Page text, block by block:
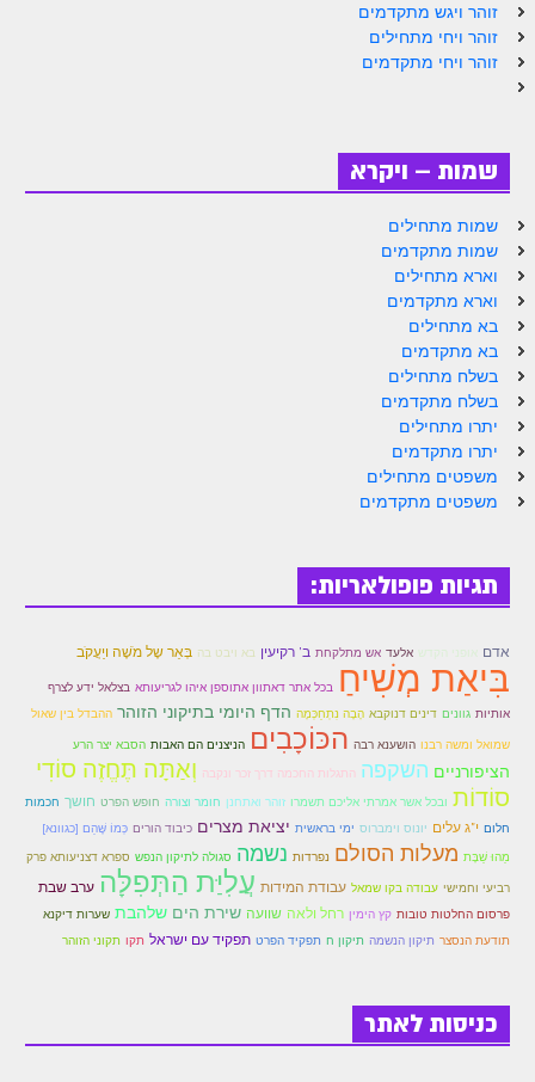
זוהר ויגש מתקדמים
זוהר ויחי מתחילים
זוהר ויחי מתקדמים
שמות – ויקרא
שמות מתחילים
שמות מתקדמים
וארא מתחילים
וארא מתקדמים
בא מתחילים
בא מתקדמים
בשלח מתחילים
בשלח מתקדמים
יתרו מתחילים
יתרו מתקדמים
משפטים מתחילים
משפטים מתקדמים
תגיות פופולאריות:
אדם אופני הקדש אלעד אש מתלקחת ב' רקיעין בא ויבט בה בְּאֵר שֶל מֹשֶׁה ויַעֲקֹב
בִּיאַת מְשִׁיחַ בכל אתר דאתוון אתוספן איהו לגריעותא בצלאל ידע לצרף
אותיות גוונים דינים דנוקבא הָבָה נִתְחַכְּמָה הדף היומי בתיקוני הזוהר ההבדל בין שאול
שמואל ומשה רבנו הושענא רבה הכּוֹכָבִים הניצנים הם האבות הסבא יצר הרע
הציפורניים השקפה התגלות החכמה דרך זכר ונקבה וְאַתָּה תֶּחֱזֶה סוֹדִי
סוֹדוֹת ובכל אשר אמרתי אליכם תשמרו זוהר ואתחנן חומר וצורה חופש הפרט חושך חכמות
חלום י"ג עלים יונוס וימברוס ימי בראשית יציאת מצרים כיבוד הורים כְּמוֹ שֶּׁהֵם [כגוונא]
מַהוּ שַׁבָּת מעלות הסולם נפרדות נשמה סגולה לתיקון הנפש ספרא דצניעותא פרק
רביעי וחמישי עבודה בקו שמאל עבודת המידות עֲלִיַּת הַתְּפִלָּה ערב שבת
פרסום החלטות טובות קץ הימין רחל ולאה שוועה שירת הים שלהבת שערות דיקנא
תודעת הנסצר תיקון הנשמה תיקון ח תפקיד הפרט תפקיד עם ישראל תקו תקוני הזוהר
כניסות לאתר